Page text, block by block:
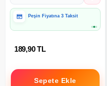
Hediye Paketine Uygun
189,90 TL
Sepete Ekle